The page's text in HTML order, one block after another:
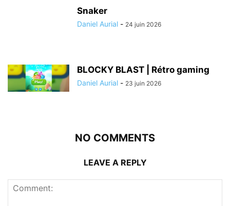
Snaker
Daniel Aurial - 24 juin 2026
BLOCKY BLAST | Rétro gaming
Daniel Aurial - 23 juin 2026
NO COMMENTS
LEAVE A REPLY